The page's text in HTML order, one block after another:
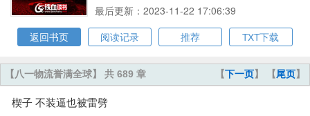
最后更新：2023-11-22 17:06:39
返回书页
阅读记录 推荐 TXT下载
【下一页】 【尾页】
【八一物流誉满全球】 共 689 章
楔子 不装逼也被雷劈